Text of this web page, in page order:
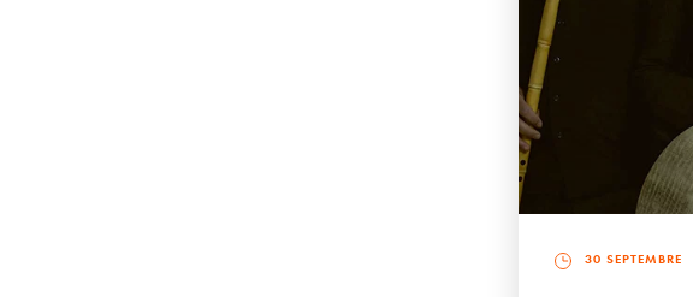
30 SEPTEMBRE